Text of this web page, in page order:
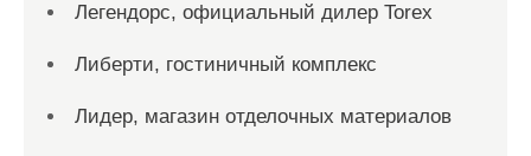
Легендорс, официальный дилер Torex
Либерти, гостиничный комплекс
Лидер, магазин отделочных материалов